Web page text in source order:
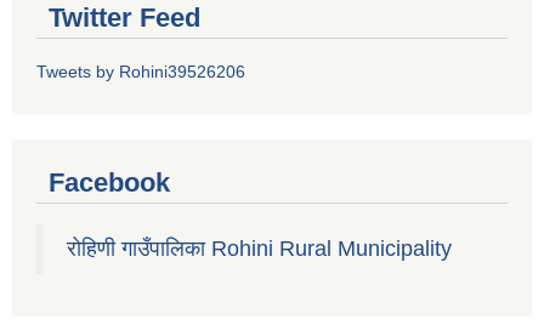
Twitter Feed
Tweets by Rohini39526206
Facebook
रोहिणी गाउँपालिका Rohini Rural Municipality